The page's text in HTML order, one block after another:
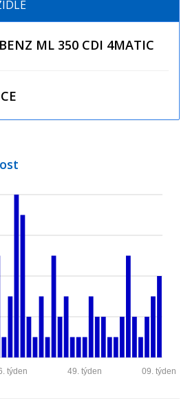
ML 350 CDI 4MATIC
09. týden
49. týden
týden